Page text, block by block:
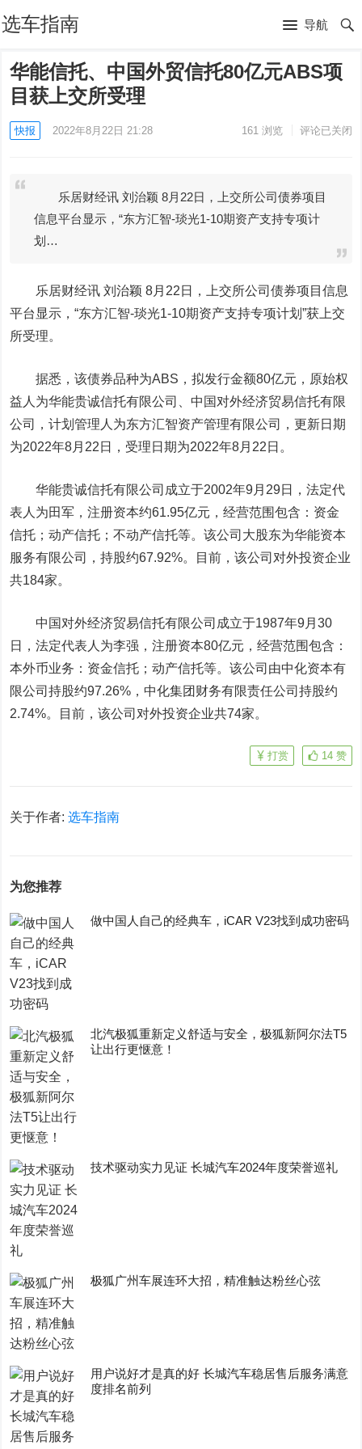
选车指南 导航
华能信托、中国外贸信托80亿元ABS项
目获上交所受理
快报 2022年8月22日 21:28 161浏览 评论已关闭
乐居财经讯 刘治颖 8月22日，上交所公司债券项目
信息平台显示，“东方汇智-琰光1-10期资产支持专项计
划…
乐居财经讯 刘治颖 8月22日，上交所公司债券项目信息
平台显示，“东方汇智-琰光1-10期资产支持专项计划”获上交
所受理。
据悉，该债券品种为ABS，拟发行金额80亿元，原始权
益人为华能贵诚信托有限公司、中国对外经济贸易信托有限
公司，计划管理人为东方汇智资产管理有限公司，更新日期
为2022年8月22日，受理日期为2022年8月22日。
华能贵诚信托有限公司成立于2002年9月29日，法定代
表人为田军，注册资本约61.95亿元，经营范围包含：资金
信托；动产信托；不动产信托等。该公司大股东为华能资本
服务有限公司，持股约67.92%。目前，该公司对外投资企业
共184家。
中国对外经济贸易信托有限公司成立于1987年9月30
日，法定代表人为李强，注册资本80亿元，经营范围包含：
本外币业务：资金信托；动产信托等。该公司由中化资本有
限公司持股约97.26%，中化集团财务有限责任公司持股约
2.74%。目前，该公司对外投资企业共74家。
14 赞
打赏
关于作者:选车指南
为您推荐
做中国人自己的经典车，iCAR V23找到成功密码
​北汽极狐重新定义舒适与安全，极狐新阿尔法T5
让出行更惬意！
技术驱动实力见证 长城汽车2024年度荣誉巡礼
极狐广州车展连环大招，精准触达粉丝心弦
用户说好才是真的好 长城汽车稳居售后服务满意
度排名前列